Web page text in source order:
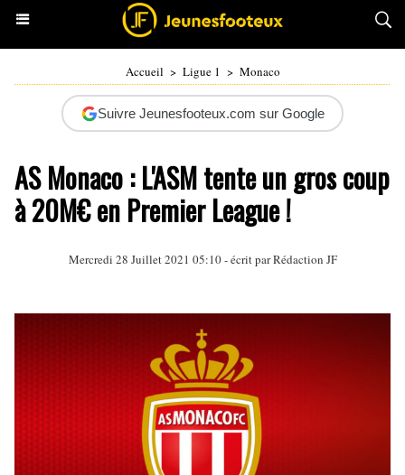
Accueil > Ligue 1 > Monaco
Suivre Jeunesfooteux.com sur Google
AS Monaco : L'ASM tente un gros coup
à 20M€ en Premier League !
Mercredi 28 Juillet 2021 05:10 - écrit par Rédaction JF